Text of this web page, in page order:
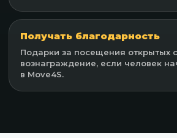
Получать благодарность
Подарки за посещения открытых
вознаграждение, если человек
в Move4S.